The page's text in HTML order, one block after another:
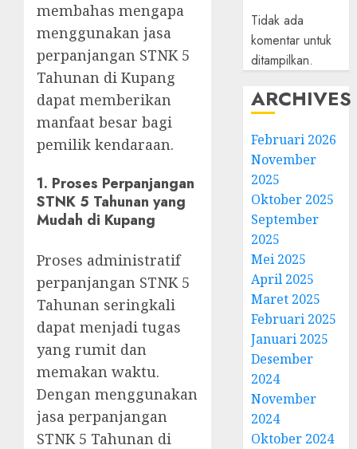
membahas mengapa
menggunakan jasa
perpanjangan STNK 5
Tahunan di Kupang
dapat memberikan
manfaat besar bagi
pemilik kendaraan.
1. Proses Perpanjangan
STNK 5 Tahunan yang
Mudah di Kupang
Proses administratif
perpanjangan STNK 5
Tahunan seringkali
dapat menjadi tugas
yang rumit dan
memakan waktu.
Dengan menggunakan
jasa perpanjangan
STNK 5 Tahunan di
Tidak ada
komentar untuk
ditampilkan.
ARCHIVES
Februari 2026
November
2025
Oktober 2025
September
2025
Mei 2025
April 2025
Maret 2025
Februari 2025
Januari 2025
Desember
2024
November
2024
Oktober 2024